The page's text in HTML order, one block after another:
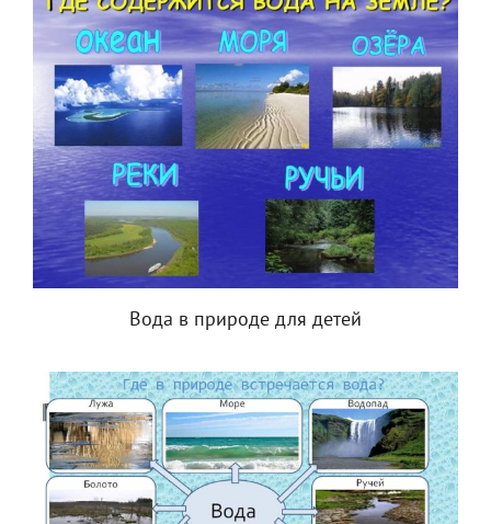
Вода в природе для детей